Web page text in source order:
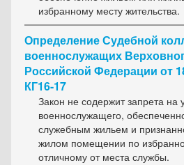
избранному месту жительства.
Определение Судебной
военнослужащих
Российской Федерации от
КГ16-17
Закон не содержит запрета на
военнослужащего,
служебным жильем и
жилом помещении по
отличному от места службы.